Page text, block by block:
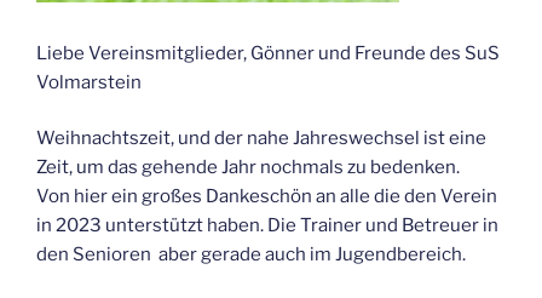
Liebe Vereinsmitglieder, Gönner und Freunde des SuS
Volmarstein
Weihnachtszeit, und der nahe Jahreswechsel ist eine
Zeit, um das gehende Jahr nochmals zu bedenken.
Von hier ein großes Dankeschön an alle die den Verein
in 2023 unterstützt haben. Die Trainer und Betreuer in
den Senioren aber gerade auch im Jugendbereich.